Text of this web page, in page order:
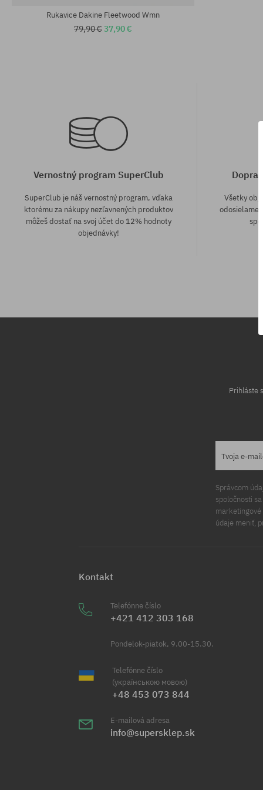
Rukavice Dakine Fleetwood Wmn
79,90 €37,90 €
Vernostný program SuperClub
SuperClub je náš vernostný program, vďaka
ktorému za nákupy nezľavnených produktov
môžeš dostať na svoj účet do 12% hodnoty
objednávky!
Všetky
odosielame
Prihláste
Tvoja e-
Správcom
spoločnosti
marketingové
údaje meniť,
Kontakt
Telefónne číslo
+421 412 303 168
Pondelok-piatok, 9.00-15.30.
Telefónne číslo
(українською мовою)
+48 453 073 844
E-mailová adresa
info@supersklep.sk